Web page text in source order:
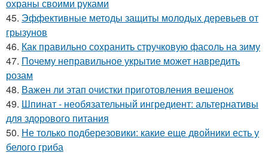
охраны своими руками
45. Эффективные методы защиты молодых деревьев от
грызунов
46. Как правильно сохранить стручковую фасоль на зиму
47. Почему неправильное укрытие может навредить
розам
48. Важен ли этап очистки приготовления вешенок
49. Шпинат - необязательный ингредиент: альтернативы
для здорового питания
50. Не только подберезовики: какие еще двойники есть у
белого гриба